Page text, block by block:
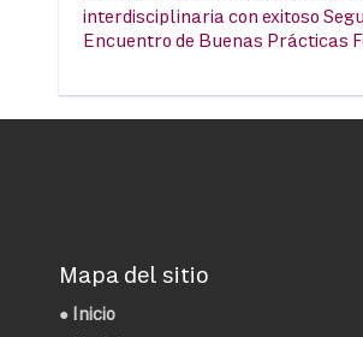
interdisciplinaria con exitoso
Encuentro de Buenas Prácticas
Mapa del sitio
● Inicio